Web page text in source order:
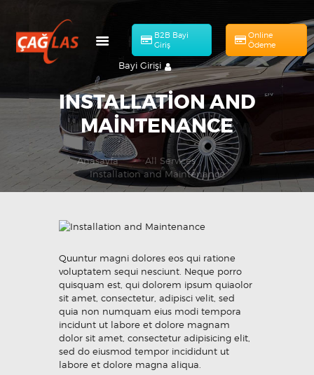
B2B Bayi
Giriş
Online
Ödeme
Bayi Girişi
INSTALLATION AND
MAINTENANCE
Anasayfa All Services
...
Installation and Maintenance
HAKKIMIZDA
MÜHENDISLIK
KATALOG
İLETIŞIM
TR
Online Ödeme
Quuntur magni dolores eos qui ratione
voluptatem sequi nesciunt. Neque porro
quisquam est, qui dolorem ipsum quiaolor
sit amet, consectetur, adipisci velit, sed
quia non numquam eius modi tempora
incidunt ut labore et dolore magnam
dolor sit amet, consectetur adipisicing elit,
sed do eiusmod tempor incididunt ut
labore et dolore magna aliqua.